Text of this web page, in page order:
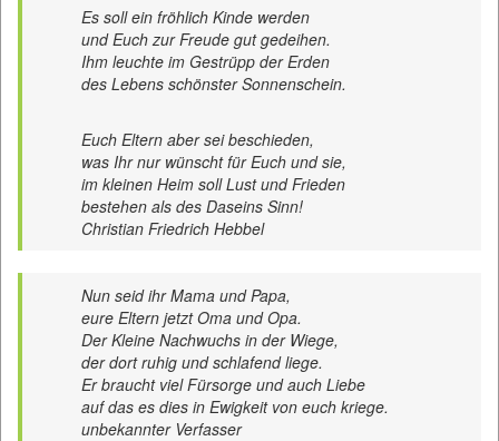
Es soll ein fröhlich Kinde werden
und Euch zur Freude gut gedeihen.
Ihm leuchte im Gestrüpp der Erden
des Lebens schönster Sonnenschein.
Euch Eltern aber sei beschieden,
was Ihr nur wünscht für Euch und sie,
im kleinen Heim soll Lust und Frieden
bestehen als des Daseins Sinn!
Christian Friedrich Hebbel
Nun seid ihr Mama und Papa,
eure Eltern jetzt Oma und Opa.
Der Kleine Nachwuchs in der Wiege,
der dort ruhig und schlafend liege.
Er braucht viel Fürsorge und auch Liebe
auf das es dies in Ewigkeit von euch kriege.
unbekannter Verfasser